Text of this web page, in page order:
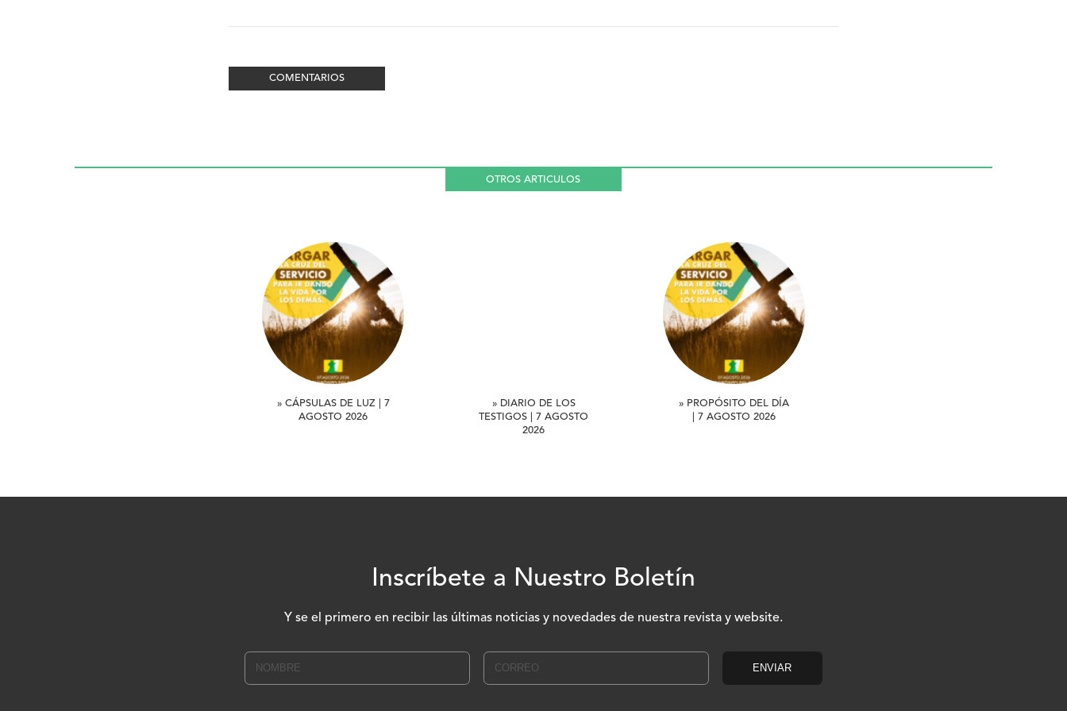
COMENTARIOS
OTROS ARTICULOS
» CÁPSULAS DE LUZ | 7
AGOSTO 2026
» DIARIO DE LOS
TESTIGOS | 7 AGOSTO
2026
» PROPÓSITO DEL DÍA
| 7 AGOSTO 2026
Inscríbete a Nuestro Boletín
Y se el primero en recibir las últimas noticias y novedades de nuestra revista y website.